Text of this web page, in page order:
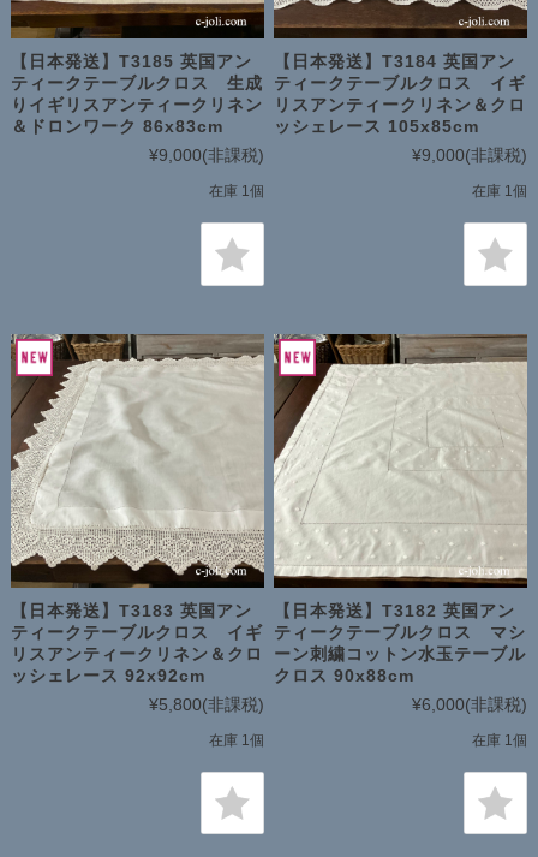
【日本発送】T3185 英国アン
ティークテーブルクロス 生成
りイギリスアンティークリネン
＆ドロンワーク 86x83cm
¥9,000(非課税)
在庫 1個
【日本発送】T3184 英国アン
ティークテーブルクロス イギ
リスアンティークリネン＆クロ
ッシェレース 105x85cm
¥9,000(非課税)
在庫 1個
【日本発送】T3183 英国アン
ティークテーブルクロス イギ
リスアンティークリネン＆クロ
ッシェレース 92x92cm
¥5,800(非課税)
在庫 1個
【日本発送】T3182 英国アン
ティークテーブルクロス マシ
ーン刺繍コットン水玉テーブル
クロス 90x88cm
¥6,000(非課税)
在庫 1個